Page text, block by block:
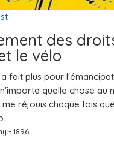
des
le vélo
fait plus pour
quelle chose au
réjouis chaque fois
- 1896